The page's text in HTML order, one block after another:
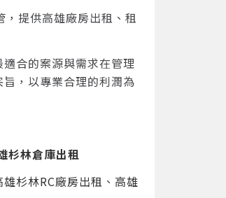
提供高雄廠房出租、租
合的案源與需求在管理
，以專業合理的利潤為
杉林倉庫出租
雄杉林RC廠房出租 、 高雄